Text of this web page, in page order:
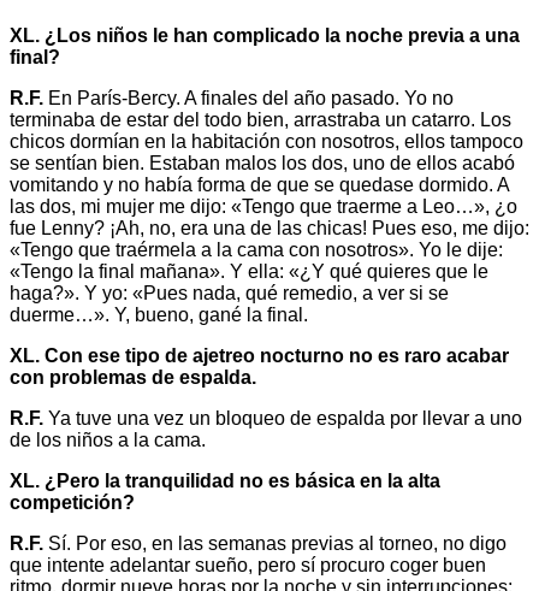
XL. ¿Los niños le han complicado la noche previa a una
final?
R.F. En París-Bercy. A finales del año pasado. Yo no
terminaba de estar del todo bien, arrastraba un catarro. Los
chicos dormían en la habitación con nosotros, ellos tampoco
se sentían bien. Estaban malos los dos, uno de ellos acabó
vomitando y no había forma de que se quedase dormido. A
las dos, mi mujer me dijo: «Tengo que traerme a Leo…», ¿o
fue Lenny? ¡Ah, no, era una de las chicas! Pues eso, me dijo:
«Tengo que traérmela a la cama con nosotros». Yo le dije:
«Tengo la final mañana». Y ella: «¿Y qué quieres que le
haga?». Y yo: «Pues nada, qué remedio, a ver si se
duerme…». Y, bueno, gané la final.
XL. Con ese tipo de ajetreo nocturno no es raro acabar
con problemas de espalda.
R.F. Ya tuve una vez un bloqueo de espalda por llevar a uno
de los niños a la cama.
XL. ¿Pero la tranquilidad no es básica en la alta
competición?
R.F. Sí. Por eso, en las semanas previas al torneo, no digo
que intente adelantar sueño, pero sí procuro coger buen
ritmo. dormir nueve horas por la noche y sin interrupciones;